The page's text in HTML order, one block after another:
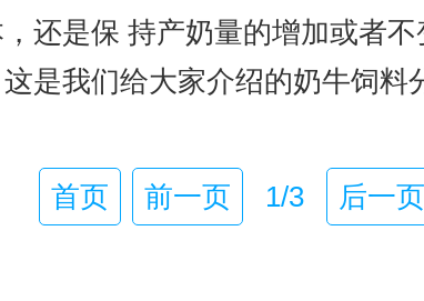
还是保 持产奶量的增加或者
是我们给大家介绍的奶牛饲料
首页 前一页 1/3 后一页